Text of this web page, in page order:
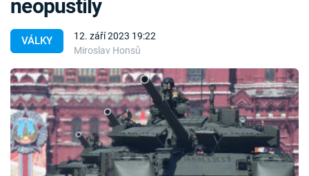
Témata
Témata
Pořady
TV Program
Časopis
VÁLKY
12. září 2023 19:22
Miroslav Honsů
neopustily